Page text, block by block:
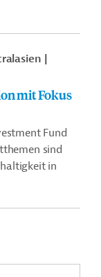
mit Fokus
Fund
sind
in